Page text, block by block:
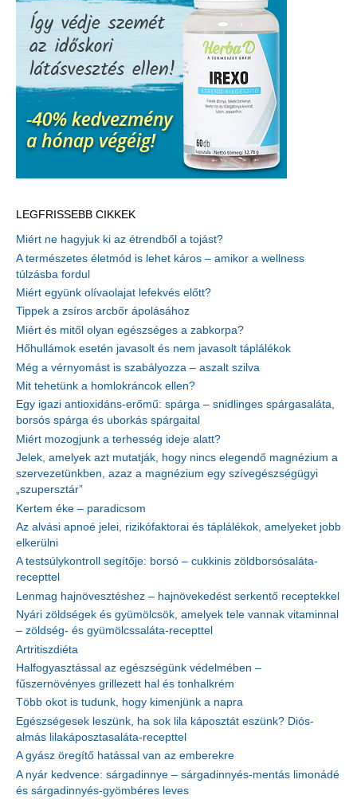
LEGFRISSEBB CIKKEK
Miért ne hagyjuk ki az étrendből a tojást?
A természetes életmód is lehet káros – amikor a wellness
túlzásba fordul
Miért együnk olívaolajat lefekvés előtt?
Tippek a zsíros arcbőr ápolásához
Miért és mitől olyan egészséges a zabkorpa?
Hőhullámok esetén javasolt és nem javasolt táplálékok
Még a vérnyomást is szabályozza – aszalt szilva
Mit tehetünk a homlokráncok ellen?
Egy igazi antioxidáns-erőmű: spárga – snidlinges spárgasaláta,
borsós spárga és uborkás spárgaital
Miért mozogjunk a terhesség ideje alatt?
Jelek, amelyek azt mutatják, hogy nincs elegendő magnézium a
szervezetünkben, azaz a magnézium egy szívegészségügyi
„szupersztár”
Kertem éke – paradicsom
Az alvási apnoé jelei, rizikófaktorai és táplálékok, amelyeket jobb
elkerülni
A testsúlykontroll segítője: borsó – cukkinis zöldborsósaláta-
recepttel
Lenmag hajnövesztéshez – hajnövekedést serkentő receptekkel
Nyári zöldségek és gyümölcsök, amelyek tele vannak vitaminnal
– zöldség- és gyümölcssaláta-recepttel
Artritiszdiéta
Halfogyasztással az egészségünk védelmében –
fűszernövényes grillezett hal és tonhalkrém
Több okot is tudunk, hogy kimenjünk a napra
Egészségesek leszünk, ha sok lila káposztát eszünk? Diós-
almás lilakáposztasaláta-recepttel
A gyász öregítő hatással van az emberekre
A nyár kedvence: sárgadinnye – sárgadinnyés-mentás limonádé
és sárgadinnyés-gyömbéres leves